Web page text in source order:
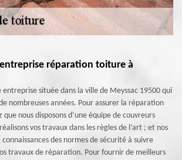
réparation toiture à
entreprise située dans la ville de Meyssac 19500 qui
nombreuses années. Pour assurer la réparation
nous disposons d’une équipe de couvreurs
vos travaux dans les règles de l’art ; et nos
des normes de sécurité à suivre
travaux de réparation. Pour fournir de meilleurs